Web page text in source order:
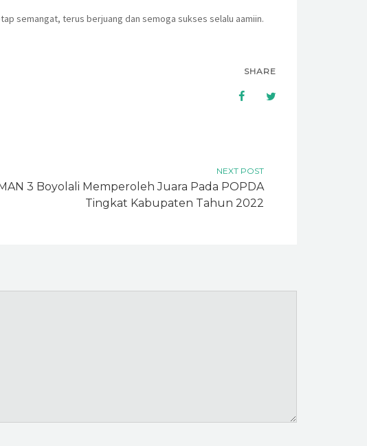
semangat, terus berjuang dan semoga sukses selalu aamiin.
SHARE
NEXT POST
3 Boyolali Memperoleh Juara Pada POPDA
Tingkat Kabupaten Tahun 2022